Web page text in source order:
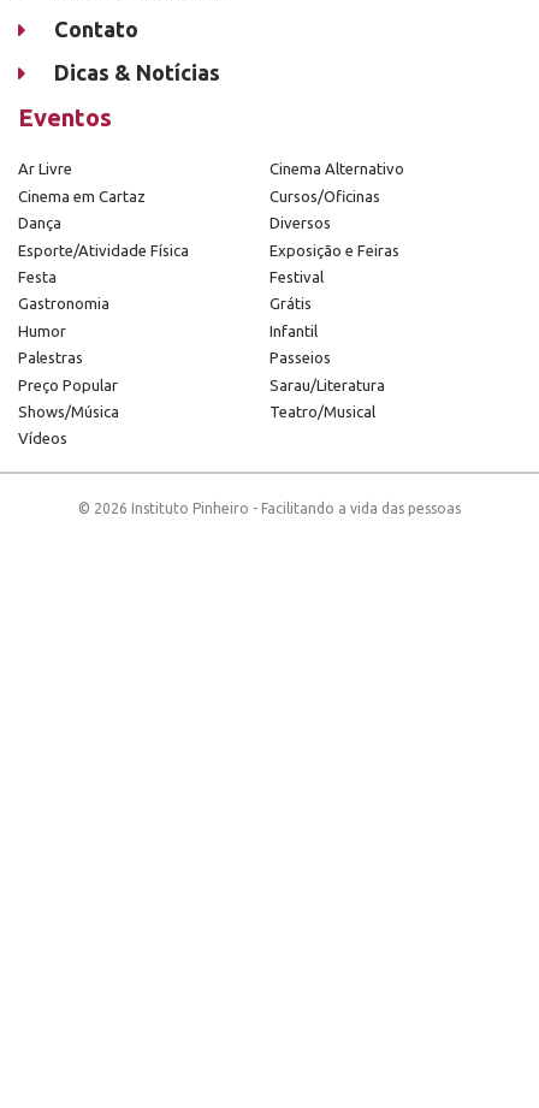
Contato
Dicas & Notícias
Eventos
Ar Livre
Cinema Alternativo
Cinema em Cartaz
Cursos/Oficinas
Dança
Diversos
Esporte/Atividade Física
Exposição e Feiras
Festa
Festival
Gastronomia
Grátis
Humor
Infantil
Palestras
Passeios
Preço Popular
Sarau/Literatura
Shows/Música
Teatro/Musical
Vídeos
© 2026 Instituto Pinheiro - Facilitando a vida das pessoas